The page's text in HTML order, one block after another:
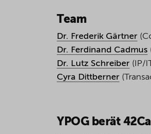
Team
Dr. Frederik Gärtner
Dr. Ferdinand Cadmus
Dr. Lutz Schreiber (IP/
Cyra Dittberner
YPOG berät